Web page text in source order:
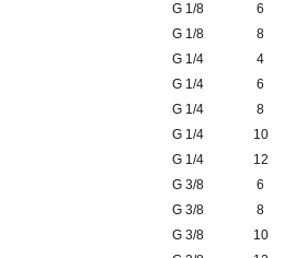
G 1/8
6
G 1/8
8
G 1/4
4
G 1/4
6
G 1/4
8
G 1/4
10
G 1/4
12
G 3/8
6
G 3/8
8
G 3/8
10